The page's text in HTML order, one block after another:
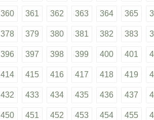
360 361 362 363 364 365
378 379 380 381 382 383
396 397 398 399 400 401
414 415 416 417 418 419
432 433 434 435 436 437
450 451 452 453 454 455